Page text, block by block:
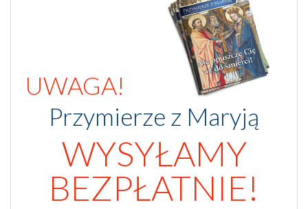
UWAGA!
Przymierze z Maryją
WYSYŁAMY
BEZPŁATNIE!